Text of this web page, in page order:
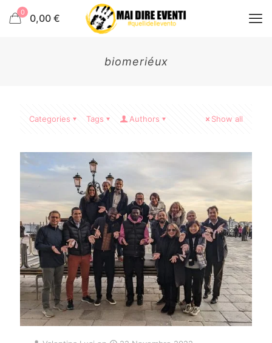
0 0,00 €
biomeriéux
Categories Tags Authors Show all